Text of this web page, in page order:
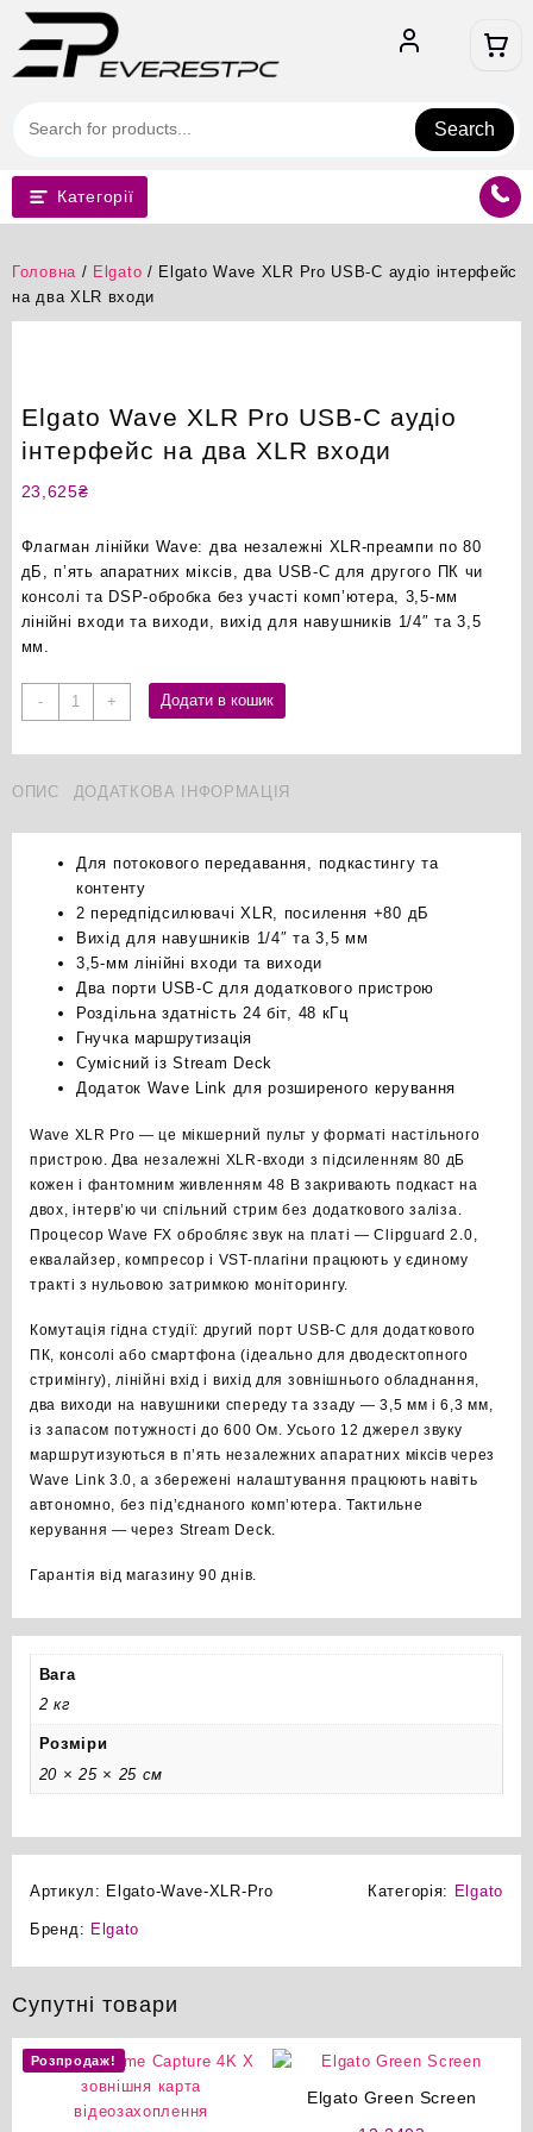
Перейти
вмісту
Search
Категорії
Головна / Elgato / Elgato Wave XLR Pro USB-C аудіо інтерфейс
на два XLR входи
Elgato Wave XLR Pro USB-C аудіо
інтерфейс на два XLR входи
23,625₴
Флагман лінійки Wave: два незалежні XLR-преампи по 80
дБ, п’ять апаратних міксів, два USB-C для другого ПК чи
консолі та DSP-обробка без участі комп’ютера, 3,5-мм
лінійні входи та виходи, вихід для навушників 1/4″ та 3,5
мм.
-
Elgato
Wave
USB-
інтерфейс
два
XLR
входи
кількість
+ Додати в кошик
ОПИС ДОДАТКОВА ІНФОРМАЦІЯ
Для потокового передавання, подкастингу та
контенту
2 передпідсилювачі XLR, посилення +80 дБ
Вихід для навушників 1/4″ та 3,5 мм
3,5-мм лінійні входи та виходи
Два порти USB-C для додаткового пристрою
Роздільна здатність 24 біт, 48 кГц
Гнучка маршрутизація
Сумісний із Stream Deck
Додаток Wave Link для розширеного керування
Wave XLR Pro — це мікшерний пульт у форматі настільного
пристрою. Два незалежні XLR-входи з підсиленням 80 дБ
кожен і фантомним живленням 48 В закривають подкаст на
двох, інтерв’ю чи спільний стрим без додаткового заліза.
Процесор Wave FX обробляє звук на платі — Clipguard 2.0,
еквалайзер, компресор і VST-плагіни працюють у єдиному
тракті з нульовою затримкою моніторингу.
Комутація гідна студії: другий порт USB-C для додаткового
ПК, консолі або смартфона (ідеально для дводесктопного
стримінгу), лінійні вхід і вихід для зовнішнього обладнання,
два виходи на навушники спереду та ззаду — 3,5 мм і 6,3 мм,
із запасом потужності до 600 Ом. Усього 12 джерел звуку
маршрутизуються в п’ять незалежних апаратних міксів через
Wave Link 3.0, а збережені налаштування працюють навіть
автономно, без під’єднаного комп’ютера. Тактильне
керування — через Stream Deck.
Гарантія від магазину 90 днів.
Вага
2 кг
Розміри
20 × 25 × 25 см
Артикул: Elgato-Wave-XLR-Pro Категорія: Elgato
Бренд: Elgato
Супутні товари
Розпродаж!
Elgato Green Screen